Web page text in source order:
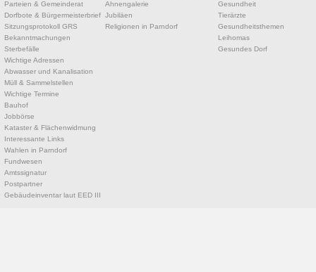
Parteien & Gemeinderat
Dorfbote & Bürgermeisterbrief
Sitzungsprotokoll GRS
Bekanntmachungen
Sterbefälle
Wichtige Adressen
Abwasser und Kanalisation
Müll & Sammelstellen
Wichtige Termine
Bauhof
Jobbörse
Kataster & Flächenwidmung
Interessante Links
Wahlen in Parndorf
Fundwesen
Amtssignatur
Postpartner
Gebäudeinventar laut EED III
Ahnengalerie
Jubiläen
Religionen in Parndorf
Gesundheit
Tierärzte
Gesundheitsthemen
Leihomas
Gesundes Dorf